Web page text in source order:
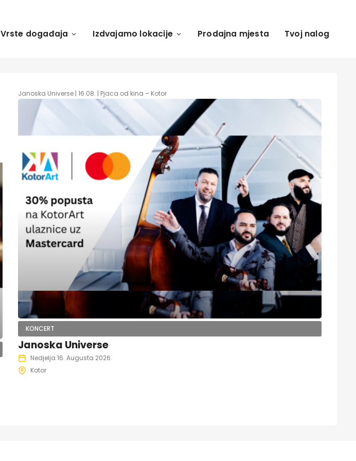
Vrste događaja Izdvajamo lokacije Prodajna mjesta Tvoj nalog
Janoska Universe | 16.08. | Pjaca od kina – Kotor
KONCERT
Janoska Universe
Nedjelja 16. Augusta 2026.
Kotor